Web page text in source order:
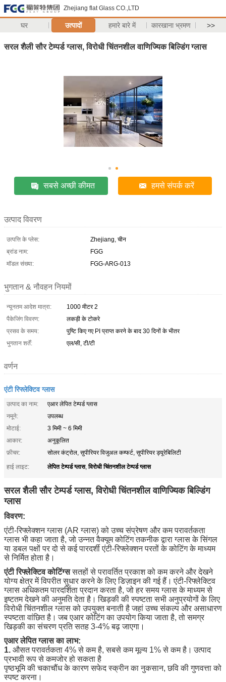
Zhejiang flat Glass CO.,LTD
घर उत्पादों हमारे बारे में कारखाना भ्रमण >>
सरल शैली सौर टेम्पर्ड ग्लास, विरोधी चिंतनशील वाणिज्यिक बिल्डिंग ग्लास
सबसे अच्छी कीमत हमसे संपर्क करें
उत्पाद विवरण
उत्पत्ति के प्लेस:
Zhejiang, चीन
ब्रांड नाम:
FGG
मॉडल संख्या:
FGG-ARG-013
भुगतान & नौवहन नियमों
न्यूनतम आदेश मात्रा:
1000 मीटर 2
पैकेजिंग विवरण:
लकड़ी के टोकरे
प्रसव के समय:
पुष्टि किए गए PI प्राप्त करने के बाद 30 दिनों के भीतर
भुगतान शर्तें:
एल/सी, टी/टी
वर्णन
एंटी रिफ्लेक्टिव ग्लास
उत्पाद का नाम:
एआर लेपित टेम्पर्ड ग्लास
नमूने:
उपलब्ध
मोटाई:
3 मिमी ~ 6 मिमी
आकार:
अनुकूलित
फ़ीचर:
सोलर कंट्रोल, सुपीरियर विजुअल कम्फर्ट, सुपीरियर ड्यूरेबिलिटी
हाई लाइट:
लेपित टेम्पर्ड ग्लास,विरोधी चिंतनशील टेम्पर्ड ग्लास
सरल शैली सौर टेम्पर्ड ग्लास, विरोधी चिंतनशील वाणिज्यिक बिल्डिंग
ग्लास
विवरण:
एंटी-रिफ्लेक्शन ग्लास (AR ग्लास) को उच्च संप्रेषण और कम परावर्तकता
ग्लास भी कहा जाता है, जो उन्नत वैक्यूम कोटिंग तकनीक द्वारा ग्लास के सिंगल
या डबल पक्षों पर दो से कई पारदर्शी एंटी-रिफ्लेक्शन परतों के कोटिंग के माध्यम
से निर्मित होता है।
एंटी रिफ्लेक्टिव कोटिंग्ससतहों से परावर्तित प्रकाश को कम करने और देखने
योग्य क्षेत्र में विपरीत सुधार करने के लिए डिज़ाइन की गई हैं। एंटी-रिफ्लेक्टिव
ग्लास अधिकतम पारदर्शिता प्रदान करता है, जो हर समय ग्लास के माध्यम से
इष्टतम देखने की अनुमति देता है। खिड़की की स्पष्टता सभी अनुप्रयोगों के लिए
विरोधी चिंतनशील ग्लास को उपयुक्त बनाती है जहां उच्च संकल्प और असाधारण
स्पष्टता वांछित है। जब एआर कोटिंग का उपयोग किया जाता है, तो समग्र
खिड़की का संचरण प्रति सतह 3-4% बढ़ जाएगा।
एआर लेपित ग्लास का लाभ:
1. औसत परावर्तकता 4% से कम है, सबसे कम मूल्य 1% से कम है। उत्पाद
प्रभावी रूप से कमजोर हो सकता है
पृष्ठभूमि की चकाचौंध के कारण सफेद स्क्रीन का नुकसान, छवि की गुणवत्ता को
स्पष्ट करना।